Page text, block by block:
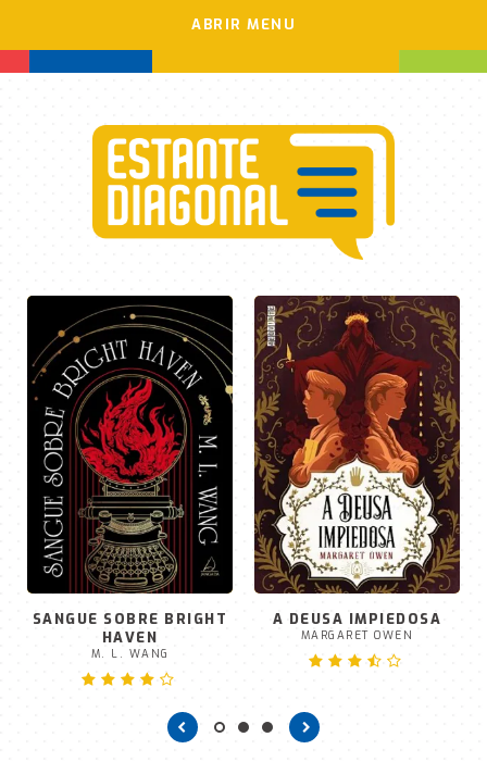
ABRIR MENU
SANGUE SOBRE BRIGHT
HAVEN
M. L. WANG
A DEUSA IMPIEDOSA
MARGARET OWEN